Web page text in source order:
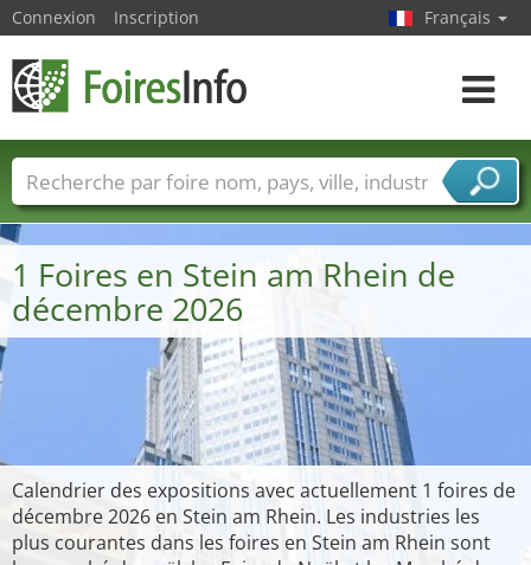
1 Foires en Stein am Rhein de
décembre 2026
Calendrier des expositions avec actuellement 1 foires de
décembre 2026 en Stein am Rhein. Les industries les
plus courantes dans les foires en Stein am Rhein sont
Connexion Inscription Français
Toggle
Foire noms Pays Villes
Secteurs de foire
Secteurs du fournisseur de services